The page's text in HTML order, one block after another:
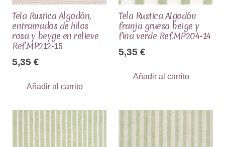
Tela Rustica Algodón,
entramados de hilos
rosa y beyge en relieve
Ref.MP212-15
5,35 €
Añadir al carrito
Tela Rustica Algodón
franja gruesa beige y
fina verde Ref.MP204-14
5,35 €
Añadir al carrito